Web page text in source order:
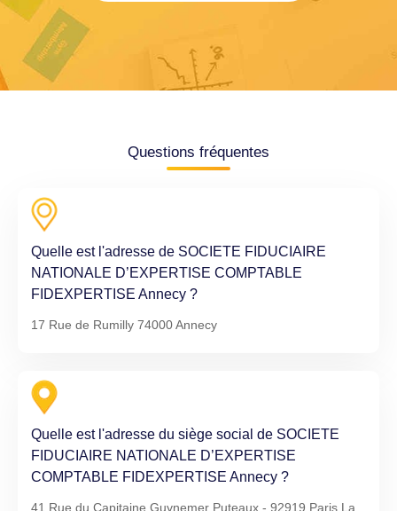
Questions fréquentes
Quelle est l'adresse de SOCIETE FIDUCIAIRE
NATIONALE D’EXPERTISE COMPTABLE
FIDEXPERTISE Annecy ?
17 Rue de Rumilly 74000 Annecy
Quelle est l'adresse du siège social de SOCIETE
FIDUCIAIRE NATIONALE D’EXPERTISE
COMPTABLE FIDEXPERTISE Annecy ?
41 Rue du Capitaine Guynemer Puteaux - 92919 Paris La